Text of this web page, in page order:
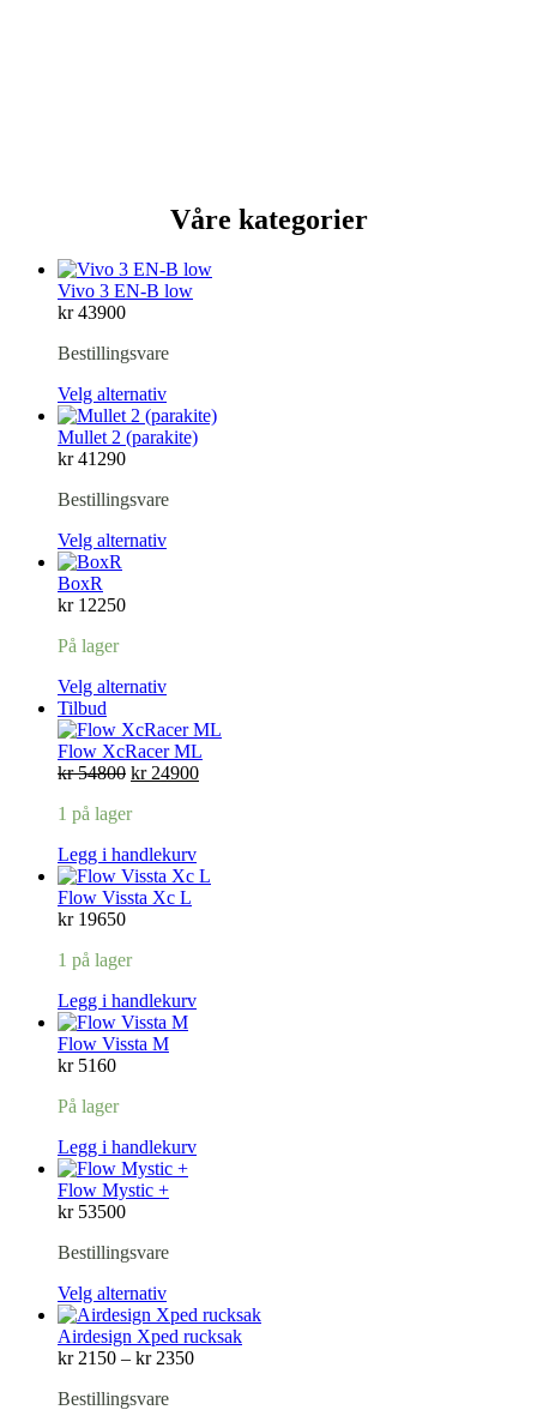
Våre kategorier
Vivo 3 EN-B low
kr43900
Bestillingsvare
Velg alternativ
Mullet 2 (parakite)
kr41290
Bestillingsvare
Velg alternativ
BoxR
kr12250
På lager
Velg alternativ
Tilbud
på
salg
Flow XcRacer ML
kr54800 Opprinnelig
var:
kr24900Nåværende
1 på lager
Legg i handlekurv
Flow Vissta Xc L
kr19650
1 på lager
Legg i handlekurv
Flow Vissta M
kr5160
På lager
Legg i handlekurv
Flow Mystic +
kr53500
Bestillingsvare
Velg alternativ
Airdesign Xped rucksak
kr2150 – kr2350Prisområde:
Bestillingsvare